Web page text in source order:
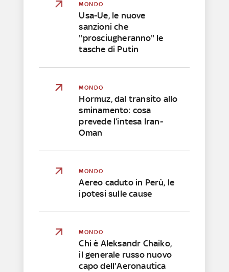
MONDO
Usa-Ue, le nuove
sanzioni che
"prosciugheranno" le
tasche di Putin
MONDO
Hormuz, dal transito allo
sminamento: cosa
prevede l’intesa Iran-
Oman
MONDO
Aereo caduto in Perù, le
ipotesi sulle cause
MONDO
Chi è Aleksandr Chaiko,
il generale russo nuovo
capo dell'Aeronautica